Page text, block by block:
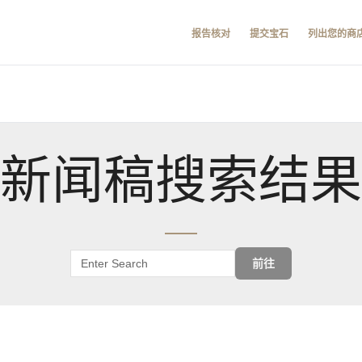
报告核对 提交宝石 列出您的商
新闻稿搜索结果
前往